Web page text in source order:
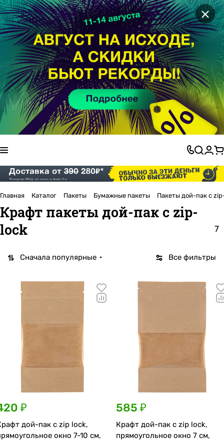
×
Главная Каталог Пакеты Бумажные пакеты Пакеты дой-пак с
Крафт пакеты дой-пак с zip-
lock
7
Все фильтры
Сначала популярные
₽
дой-пак с zip lock,
окно 7-10 см,
585 ₽
Крафт дой-пак с zip lock,
прямоугольное окно 7 см,